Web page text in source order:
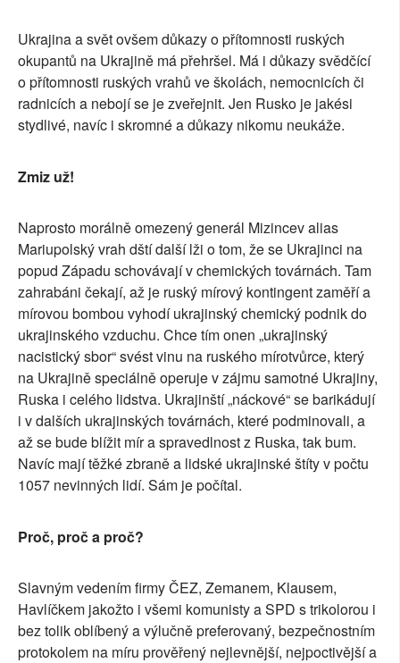
Ukrajina a svět ovšem důkazy o přítomnosti ruských
okupantů na Ukrajině má přehršel. Má i důkazy svědčící
o přítomnosti ruských vrahů ve školách, nemocnicích či
radnicích a nebojí se je zveřejnit. Jen Rusko je jakési
stydlivé, navíc i skromné a důkazy nikomu neukáže.
Zmiz už!
Naprosto morálně omezený generál Mizincev alias
Mariupolský vrah dští další lži o tom, že se Ukrajinci na
popud Západu schovávají v chemických továrnách. Tam
zahrabáni čekají, až je ruský mírový kontingent zaměří a
mírovou bombou vyhodí ukrajinský chemický podnik do
ukrajinského vzduchu. Chce tím onen „ukrajinský
nacistický sbor“ svést vinu na ruského mírotvůrce, který
na Ukrajině speciálně operuje v zájmu samotné Ukrajiny,
Ruska i celého lidstva. Ukrajinští „náckové“ se barikádují
i v dalších ukrajinských továrnách, které podminovali, a
až se bude blížit mír a spravedlnost z Ruska, tak bum.
Navíc mají těžké zbraně a lidské ukrajinské štíty v počtu
1057 nevinných lidí. Sám je počítal.
Proč, proč a proč?
Slavným vedením firmy ČEZ, Zemanem, Klausem,
Havlíčkem jakožto i všemi komunisty a SPD s trikolorou i
bez tolik oblíbený a výlučně preferovaný, bezpečnostním
protokolem na míru prověřený nejlevnější, nejpoctivější a